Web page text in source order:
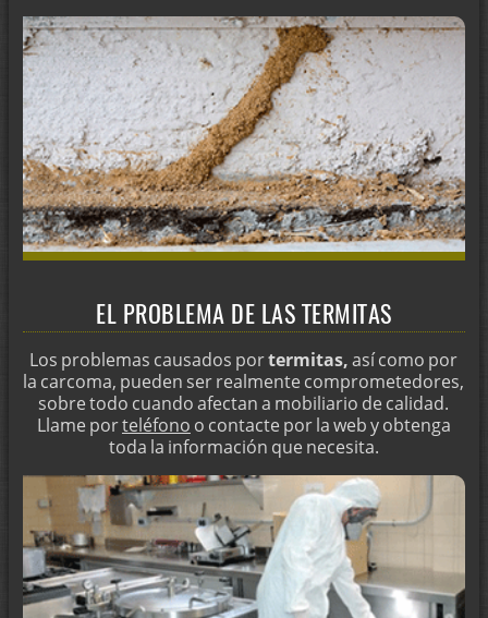
EL PROBLEMA DE LAS TERMITAS
Los problemas causados portermitas,así como por
la carcoma, pueden ser realmente comprometedores,
sobre todo cuando afectan a mobiliario de calidad.
Llame porteléfono o contacte por la web y obtenga
toda la información que necesita.